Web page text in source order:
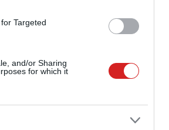
Targeted
and/or Sharing
for which it